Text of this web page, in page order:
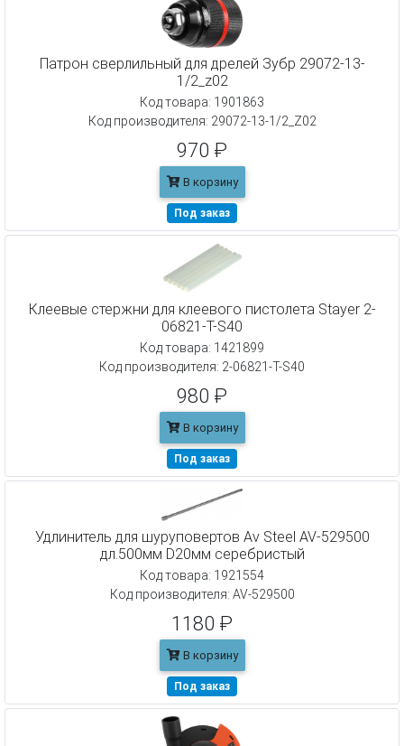
Патрон сверлильный для дрелей Зубр 29072-13-
1/2_z02
Код товара: 1901863
Код производителя: 29072-13-1/2_Z02
970 ₽
В корзину
Под заказ
Клеевые стержни для клеевого пистолета Stayer 2-
06821-T-S40
Код товара: 1421899
Код производителя: 2-06821-T-S40
980 ₽
В корзину
Под заказ
Удлинитель для шуруповертов Av Steel AV-529500
дл.500мм D20мм серебристый
Код товара: 1921554
Код производителя: AV-529500
1180 ₽
В корзину
Под заказ